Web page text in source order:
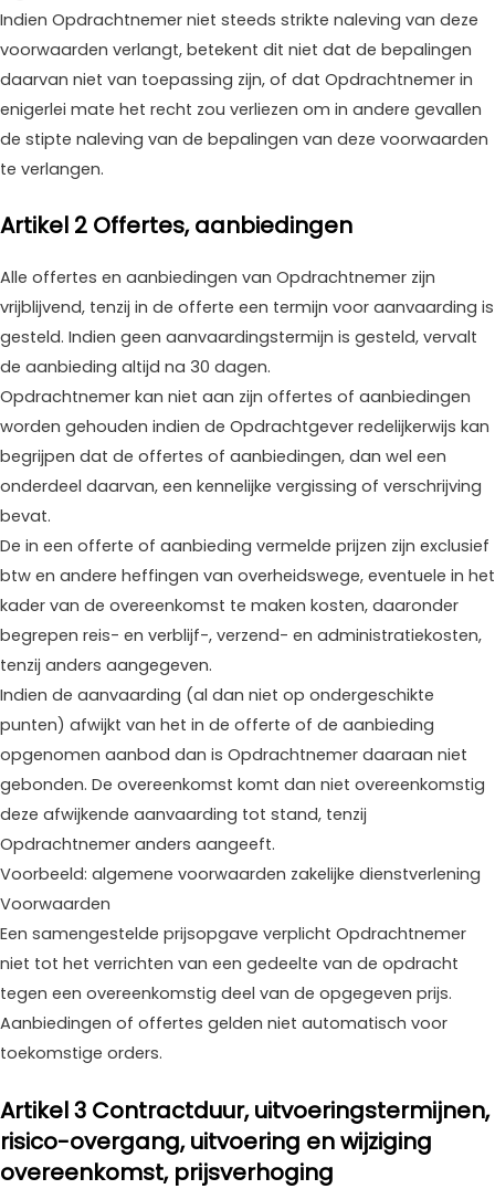
Indien Opdrachtnemer niet steeds strikte naleving van deze
voorwaarden verlangt, betekent dit niet dat de bepalingen
daarvan niet van toepassing zijn, of dat Opdrachtnemer in
enigerlei mate het recht zou verliezen om in andere gevallen
de stipte naleving van de bepalingen van deze voorwaarden
te verlangen.
Artikel 2 Offertes, aanbiedingen
Alle offertes en aanbiedingen van Opdrachtnemer zijn
vrijblijvend, tenzij in de offerte een termijn voor aanvaarding is
gesteld. Indien geen aanvaardingstermijn is gesteld, vervalt
de aanbieding altijd na 30 dagen.
Opdrachtnemer kan niet aan zijn offertes of aanbiedingen
worden gehouden indien de Opdrachtgever redelijkerwijs kan
begrijpen dat de offertes of aanbiedingen, dan wel een
onderdeel daarvan, een kennelijke vergissing of verschrijving
bevat.
De in een offerte of aanbieding vermelde prijzen zijn exclusief
btw en andere heffingen van overheidswege, eventuele in het
kader van de overeenkomst te maken kosten, daaronder
begrepen reis- en verblijf-, verzend- en administratiekosten,
tenzij anders aangegeven.
Indien de aanvaarding (al dan niet op ondergeschikte
punten) afwijkt van het in de offerte of de aanbieding
opgenomen aanbod dan is Opdrachtnemer daaraan niet
gebonden. De overeenkomst komt dan niet overeenkomstig
deze afwijkende aanvaarding tot stand, tenzij
Opdrachtnemer anders aangeeft.
Voorbeeld: algemene voorwaarden zakelijke dienstverlening
Voorwaarden
Een samengestelde prijsopgave verplicht Opdrachtnemer
niet tot het verrichten van een gedeelte van de opdracht
tegen een overeenkomstig deel van de opgegeven prijs.
Aanbiedingen of offertes gelden niet automatisch voor
toekomstige orders.
Artikel 3 Contractduur, uitvoeringstermijnen,
risico-overgang, uitvoering en wijziging
overeenkomst, prijsverhoging